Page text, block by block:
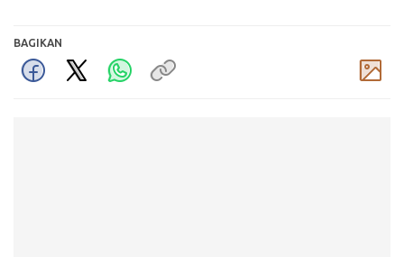
BAGIKAN